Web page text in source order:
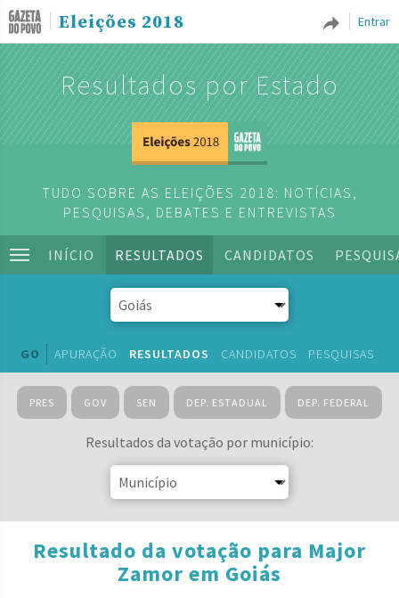
Entrar
Eleições 2018
Resultados por Estado
TUDO SOBRE AS ELEIÇÕES 2018: NOTÍCIAS,
PESQUISAS, DEBATES E ENTREVISTAS
INÍCIO RESULTADOS CANDIDATOS
GO APURAÇÃO RESULTADOS CANDIDATOS PESQUISAS
PRES GOV SEN DEP. ESTADUAL DEP. FEDERAL
Resultados da votação por município:
Resultado da votação para Major
Zamor em Goiás